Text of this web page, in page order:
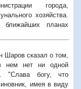
города,
хозяйства.
ближайших планах
Шаров сказал о том,
нем нет ни одной
"Слава богу, что
имея в виду